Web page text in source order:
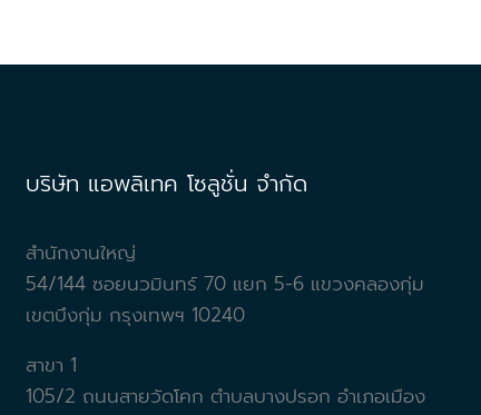
บริษัท แอพลิเทค โซลูชั่น จำกัด
สำนักงานใหญ่
54/144 ซอยนวมินทร์ 70 แยก 5-6 แขวงคลองกุ่ม
เขตบึงกุ่ม กรุงเทพฯ 10240
สาขา 1
105/2 ถนนสายวัดโคก ตำบลบางปรอก อำเภอเมือง